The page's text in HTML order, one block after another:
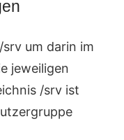
um darin im
jeweiligen
/srv ist